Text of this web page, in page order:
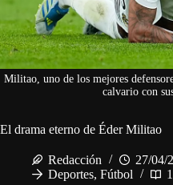
Militao, uno de los mejores
calvario con
El drama eterno de Éder Militao
Redacción
27/04/
Deportes, Fútbol